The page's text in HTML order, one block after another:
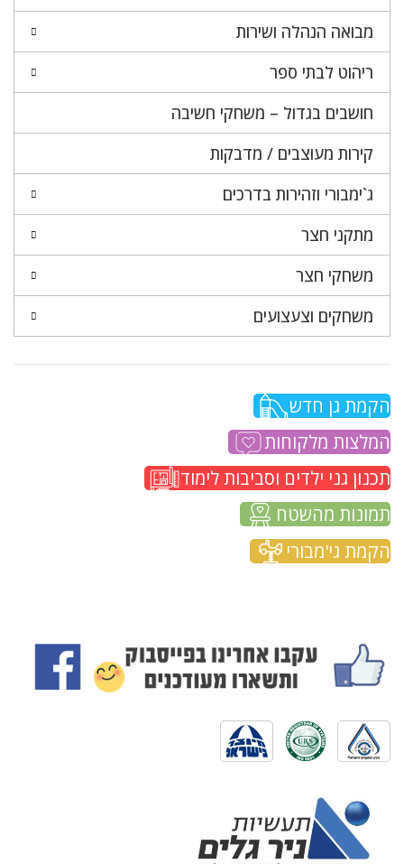
מבואה הנהלה ושירות
ריהוט לבתי ספר
חושבים בגדול – משחקי חשיבה
קירות מעוצבים / מדבקות
ג`ימבורי וזהירות בדרכים
מתקני חצר
משחקי חצר
משחקים וצעצועים
הקמת גן חדש
המלצות מלקוחות
תכנון גני ילדים וסביבות לימוד
תמונות מהשטח
הקמת גי'מבורי